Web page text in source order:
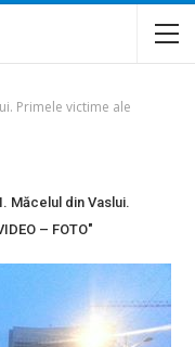
Primele victime ale
Măcelul din Vaslui.
– FOTO"